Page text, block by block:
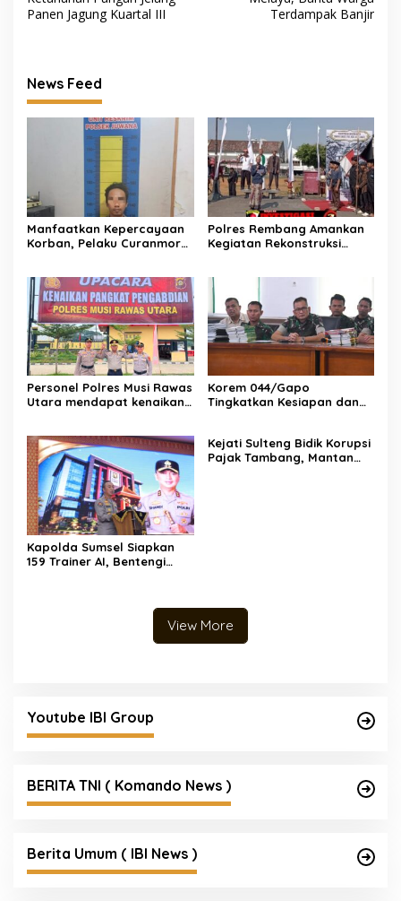
Meeting Anev Program II
Ketahanan Pangan Jelang
Lapangan di Kampung
Melayu, Bantu Warga
News Feed
Manfaatkan Kepercayaan
Juwana Dibekuk Polisi di
Surabaya
Polres Rembang Amankan
Budaya “Sumpah Setia
Perang Lasem 1750”,
Berlangsung Aman dan
Kondusif
Personel Polres Musi Rawas
pangkat pengabdian, yakni
Kabag Perencanaan yang
kini berpangkat Kompol,
naik setingkat dari AKBP.
Korem 044/Gapo
Akuntabilitas Jelang Audit
Itjen TNI
Kapolda Sumsel Siapkan
Kejati Sulteng Bidik Korupsi
View More
Youtube IBI Group
BERITA TNI ( Komando News )
Berita Umum ( IBI News )